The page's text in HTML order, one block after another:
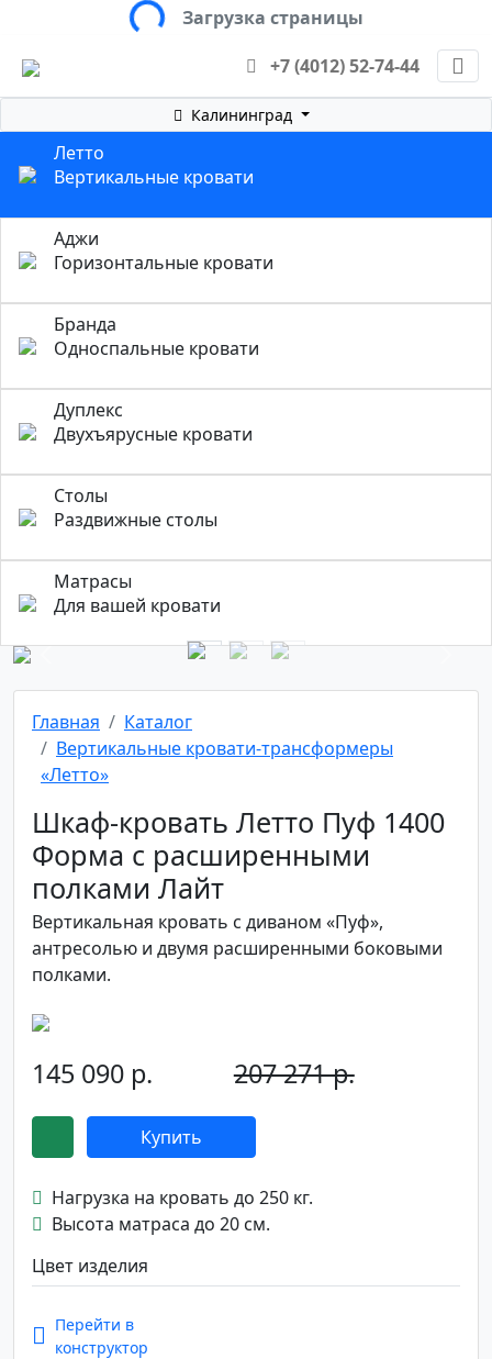
Loading...Загрузка страницы
+7 (4012) 52-74-44
Калининград
Летто
Вертикальные кровати
Аджи
Горизонтальные кровати
Бранда
Односпальные кровати
Дуплекс
Двухъярусные кровати
Столы
Раздвижные столы
Матрасы
Для вашей кровати
Главная
Каталог
Вертикальные кровати-трансформеры
«Летто»
Шкаф-кровать Летто Пуф 1400
Форма с расширенными
полками Лайт
Вертикальная кровать с диваном «Пуф»,
антресолью и двумя расширенными боковыми
полками.
145 090 р. 207 271 р.
Купить
Нагрузка на кровать до 250 кг.
Высота матраса до 20 см.
Цвет изделия
Перейти в
конструктор